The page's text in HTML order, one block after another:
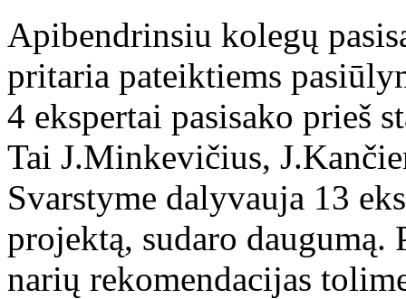
Apibendrinsiu kolegų
pritaria pateiktiems
4 ekspertai pasisako prieš
Tai J.Minkevičius,
Svarstyme dalyvauja 13
projektą, sudaro daugumą.
narių rekomendacijas